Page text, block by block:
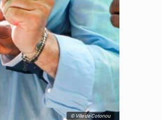
© Ville de Cotonou